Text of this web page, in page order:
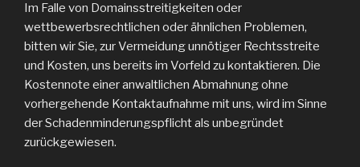
Im Falle von Domainsstreitigkeiten oder
wettbewerbsrechtlichen oder ähnlichen Problemen,
bitten wir Sie, zur Vermeidung unnötiger Rechtsstreite
und Kosten, uns bereits im Vorfeld zu kontaktieren. Die
Kostennote einer anwaltlichen Abmahnung ohne
vorhergehende Kontaktaufnahme mit uns, wird im Sinne
der Schadenminderungspflicht als unbegründet
zurückgewiesen.